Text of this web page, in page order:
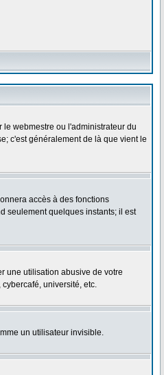
le webmestre ou l'administrateur du
c'est généralement de là que vient le
accès à des fonctions
seulement quelques instants; il est
une utilisation abusive de votre
université, etc.
un utilisateur invisible.